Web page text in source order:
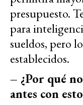
presupuesto.
para
sueldos, pero
establecidos.
– ¿Por qué
antes con